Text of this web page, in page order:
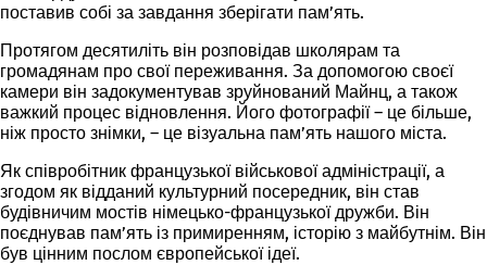
поставив собі за завдання зберігати пам’ять.
Протягом десятиліть він розповідав школярам та
громадянам про свої переживання. За допомогою своєї
камери він задокументував зруйнований Майнц, а також
важкий процес відновлення. Його фотографії – це більше,
ніж просто знімки, – це візуальна пам’ять нашого міста.
Як співробітник французької військової адміністрації, а
згодом як відданий культурний посередник, він став
будівничим мостів німецько-французької дружби. Він
поєднував пам’ять із примиренням, історію з майбутнім. Він
був цінним послом європейської ідеї.